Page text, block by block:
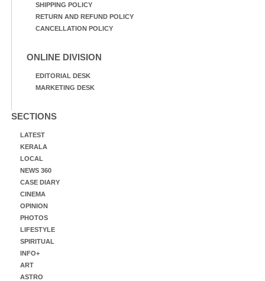
SHIPPING POLICY
RETURN AND REFUND POLICY
CANCELLATION POLICY
ONLINE DIVISION
EDITORIAL DESK
MARKETING DESK
SECTIONS
LATEST
KERALA
LOCAL
NEWS 360
CASE DIARY
CINEMA
OPINION
PHOTOS
LIFESTYLE
SPIRITUAL
INFO+
ART
ASTRO